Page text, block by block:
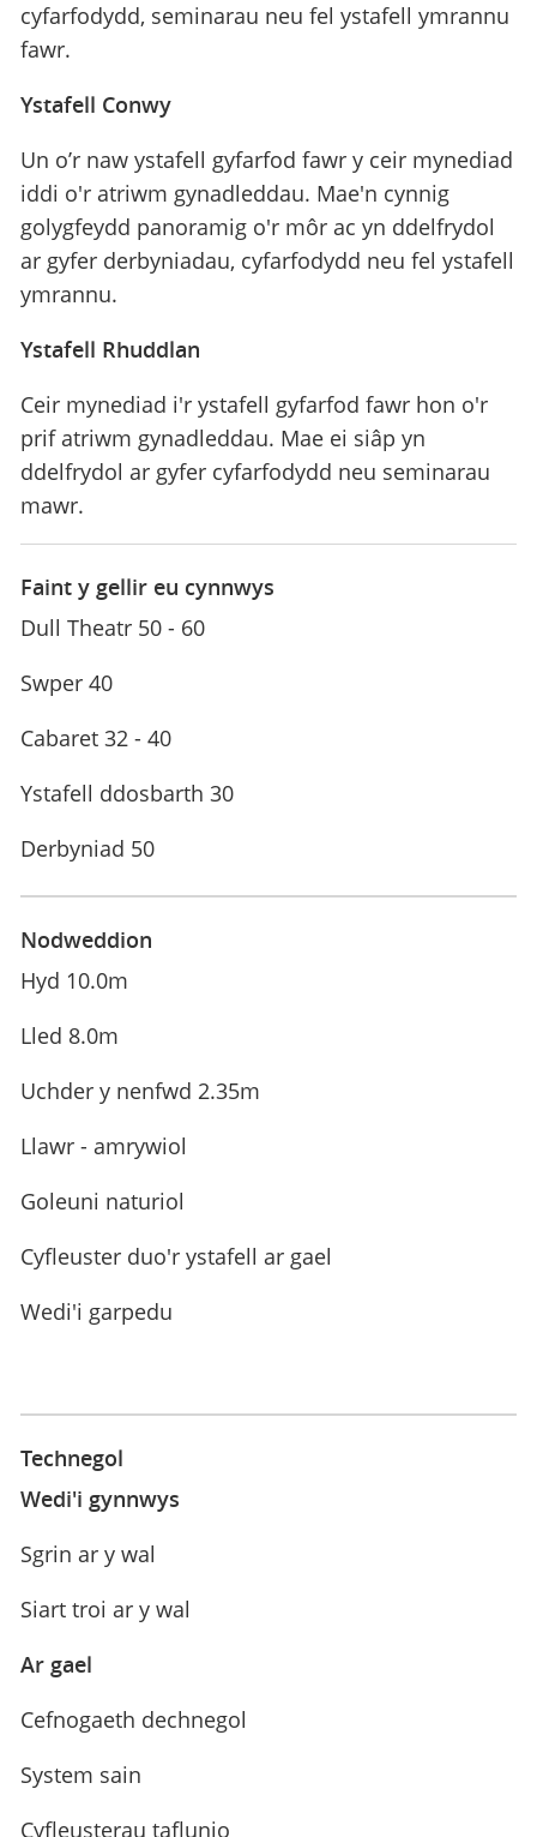
cyfarfodydd, seminarau neu fel ystafell ymrannu
fawr.
Ystafell Conwy
Un o’r naw ystafell gyfarfod fawr y ceir mynediad
iddi o'r atriwm gynadleddau. Mae'n cynnig
golygfeydd panoramig o'r môr ac yn ddelfrydol
ar gyfer derbyniadau, cyfarfodydd neu fel ystafell
ymrannu.
Ystafell Rhuddlan
Ceir mynediad i'r ystafell gyfarfod fawr hon o'r
prif atriwm gynadleddau. Mae ei siâp yn
ddelfrydol ar gyfer cyfarfodydd neu seminarau
mawr.
Faint y gellir eu cynnwys
Dull Theatr 50 - 60
Swper 40
Cabaret 32 - 40
Ystafell ddosbarth 30
Derbyniad 50
Nodweddion
Hyd 10.0m
Lled 8.0m
Uchder y nenfwd 2.35m
Llawr - amrywiol
Goleuni naturiol
Cyfleuster duo'r ystafell ar gael
Wedi'i garpedu
Technegol
Wedi'i gynnwys
Sgrin ar y wal
Siart troi ar y wal
Ar gael
Cefnogaeth dechnegol
System sain
Cyfleusterau taflunio